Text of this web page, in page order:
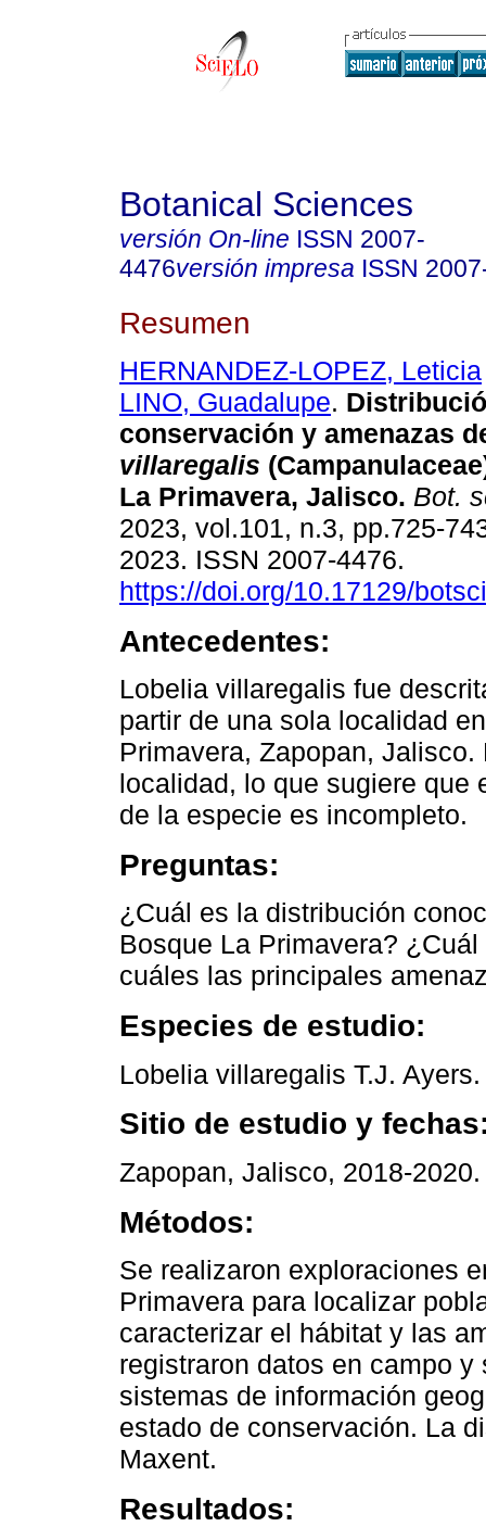
Botanical Sciences
versión On-line ISSN 2007-
4476versión impresa ISSN
Resumen
HERNANDEZ-LOPEZ, Leticia
LINO, Guadalupe.
conservación y amenazas
villaregalis
La Primavera, Jalisco. Bot.
2023, vol.101, n.3, pp.725-
2023. ISSN 2007-4476.
https://doi.org/10.17129/
Antecedentes:
Lobelia villaregalis fue
partir de una sola localidad
Primavera, Zapopan,
localidad, lo que sugiere que
de la especie es incompleto.
Preguntas:
¿Cuál es la distribución
Bosque La Primavera?
cuáles las principales
Especies de estudio:
Lobelia villaregalis T.J. Ayers.
Sitio de estudio y
Zapopan, Jalisco, 2018-2020.
Métodos:
Se realizaron exploraciones
Primavera para localizar
caracterizar el hábitat y las
registraron datos en campo
sistemas de información
estado de conservación. La
Maxent.
Resultados: